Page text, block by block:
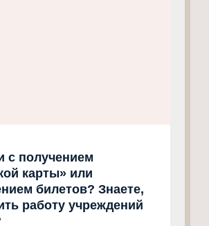
с получением
карты» или
билетов? Знаете,
работу учреждений